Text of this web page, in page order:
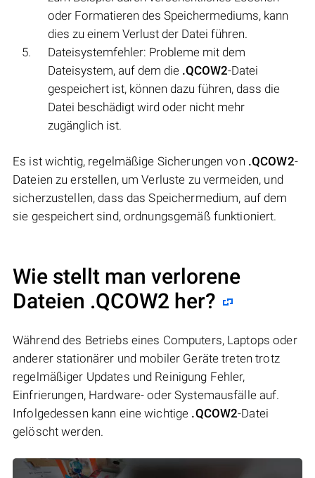
oder Formatieren des Speichermediums, kann
dies zu einem Verlust der Datei führen.
Dateisystemfehler: Probleme mit dem
Dateisystem, auf dem die .QCOW2-Datei
gespeichert ist, können dazu führen, dass die
Datei beschädigt wird oder nicht mehr
zugänglich ist.
Es ist wichtig, regelmäßige Sicherungen von .QCOW2-
Dateien zu erstellen, um Verluste zu vermeiden, und
sicherzustellen, dass das Speichermedium, auf dem
sie gespeichert sind, ordnungsgemäß funktioniert.
Wie stellt man verlorene
Dateien .QCOW2 her?
Während des Betriebs eines Computers, Laptops oder
anderer stationärer und mobiler Geräte treten trotz
regelmäßiger Updates und Reinigung Fehler,
Einfrierungen, Hardware- oder Systemausfälle auf.
Infolgedessen kann eine wichtige .QCOW2-Datei
gelöscht werden.